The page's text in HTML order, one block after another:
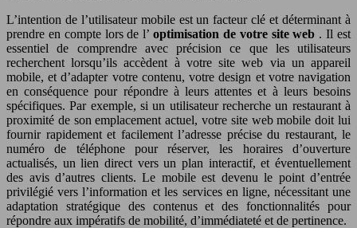
L’intention de l’utilisateur mobile est un facteur clé et déterminant à
prendre en compte lors de l’optimisation de votre site web . Il est
essentiel de comprendre avec précision ce que les utilisateurs
recherchent lorsqu’ils accèdent à votre site web via un appareil
mobile, et d’adapter votre contenu, votre design et votre navigation
en conséquence pour répondre à leurs attentes et à leurs besoins
spécifiques. Par exemple, si un utilisateur recherche un restaurant à
proximité de son emplacement actuel, votre site web mobile doit lui
fournir rapidement et facilement l’adresse précise du restaurant, le
numéro de téléphone pour réserver, les horaires d’ouverture
actualisés, un lien direct vers un plan interactif, et éventuellement
des avis d’autres clients. Le mobile est devenu le point d’entrée
privilégié vers l’information et les services en ligne, nécessitant une
adaptation stratégique des contenus et des fonctionnalités pour
répondre aux impératifs de mobilité, d’immédiateté et de pertinence.